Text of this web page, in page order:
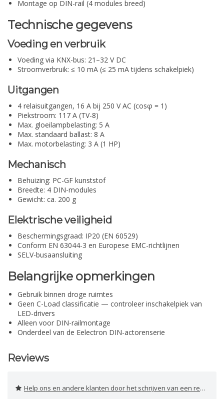
Montage op DIN-rail (4 modules breed)
Technische gegevens
Voeding en verbruik
Voeding via KNX-bus: 21–32 V DC
Stroomverbruik: ≤ 10 mA (≤ 25 mA tijdens schakelpiek)
Uitgangen
4 relaisuitgangen, 16 A bij 250 V AC (cosφ = 1)
Piekstroom: 117 A (TV-8)
Max. gloeilampbelasting: 5 A
Max. standaard ballast: 8 A
Max. motorbelasting: 3 A (1 HP)
Mechanisch
Behuizing: PC-GF kunststof
Breedte: 4 DIN-modules
Gewicht: ca. 200 g
Elektrische veiligheid
Beschermingsgraad: IP20 (EN 60529)
Conform EN 63044-3 en Europese EMC-richtlijnen
SELV-busaansluiting
Belangrijke opmerkingen
Gebruik binnen droge ruimtes
Geen C-Load classificatie — controleer inschakelpiek van
LED-drivers
Alleen voor DIN-railmontage
Onderdeel van de Eelectron DIN-actorenserie
Reviews
Help ons en andere klanten door het schrijven van een review